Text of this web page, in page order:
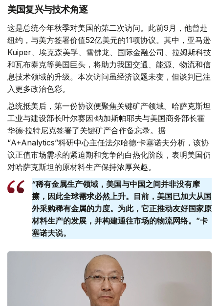
美国复兴与技术角逐
这是总统今年秋季对美国的第二次访问。此前9月，他曾赴
纽约，与美方签署价值52亿美元的11项协议。其中，亚马逊
Kuiper、埃克森美孚、雪佛龙、国际金融公司、拉姆斯科技
和瓦布泰克等美国巨头，将助力我国交通、能源、物流和信
息技术领域的升级。本次访问虽经济议题未变，但谈判已注
入更多政治色彩。
总统抵美后，第一份协议便聚焦关键矿产领域。哈萨克斯坦
工业与建设部长叶尔赛因·纳加斯帕耶夫与美国商务部长霍
华德·拉特尼克签署了关键矿产合作备忘录。据
“A+Analytics”科研中心主任法尔哈德·卡塞诺夫分析，该协
议正值市场需求的紧迫期和竞争的白热化阶段，表明美国仍
对哈萨克斯坦的原材料生产保持浓厚兴趣。
“稀有金属生产领域，美国与中国之间并非没有摩
擦，因此全球需求必然上升。目前，美国已加大从国
外采购稀有金属的力度。为此，它正推动友好国家原
材料生产的发展，并构建通往市场的物流网络。”卡
塞诺夫说。